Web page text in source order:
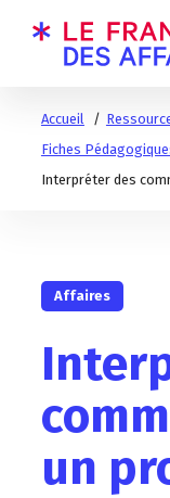
Accueil
Fiches
Interpréter des
Affaires
un